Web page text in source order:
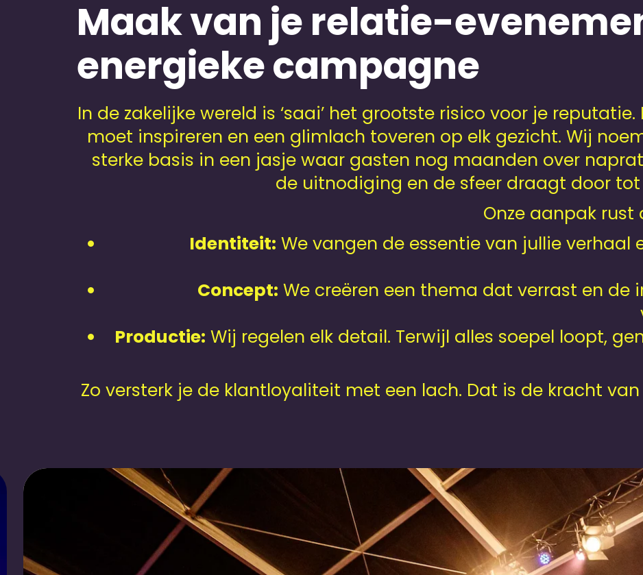
Maak van je relatie-
energieke campagne
In de zakelijke wereld is ‘saai’ het grootste risico voor je reputatie.
moet inspireren en een glimlach toveren op elk gezicht. Wij
sterke basis in een jasje waar gasten nog maanden over
de uitnodiging en de sfeer draagt door
Onze aanpak
Identiteit: We vangen de essentie van jullie verhaal
Concept: We creëren een thema dat verrast en de
Productie: Wij regelen elk detail. Terwijl alles soepel loopt,
Zo versterk je de klantloyaliteit met een lach. Dat is de kracht